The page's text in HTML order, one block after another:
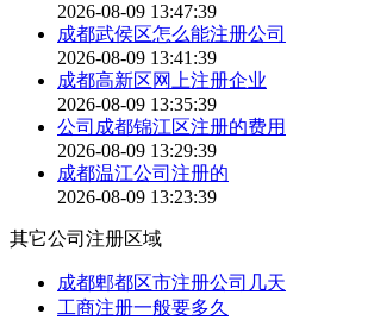
2026-08-09 13:47:39
成都武侯区怎么能注册公司
2026-08-09 13:41:39
成都高新区网上注册企业
2026-08-09 13:35:39
公司成都锦江区注册的费用
2026-08-09 13:29:39
成都温江公司注册的
2026-08-09 13:23:39
其它公司注册区域
成都郫都区市注册公司几天
工商注册一般要多久